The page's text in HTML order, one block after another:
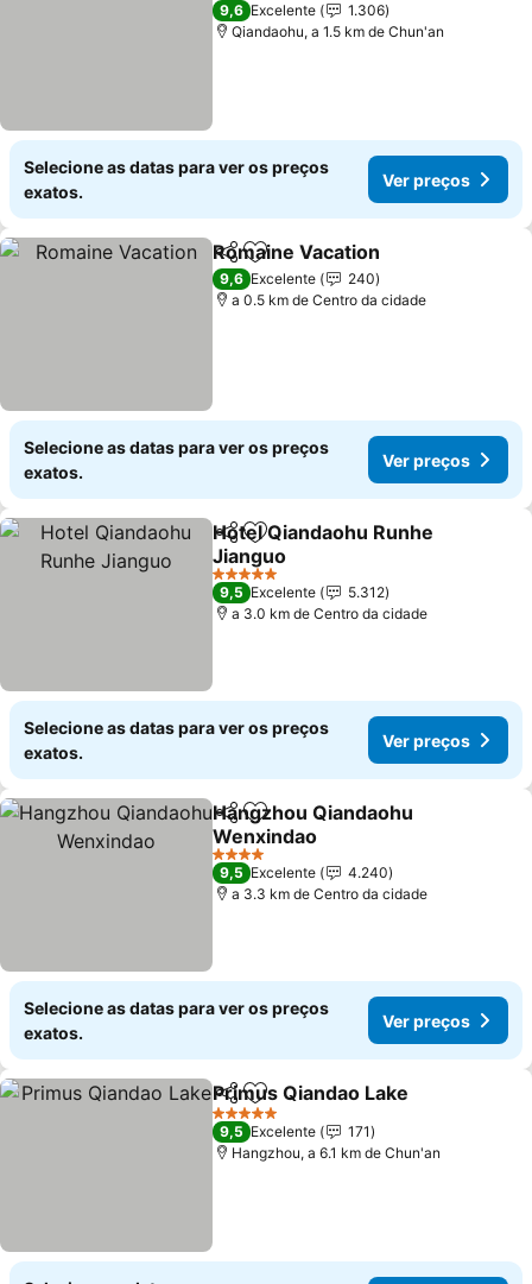
9,6 Excelente
1.306
Qiandaohu, a 1.5 km de Chun'an
Selecione as datas para ver os preços
exatos.
Ver preços
PartilharAdicionar aos favoritos
Romaine Vacation
9,6 Excelente
240
a 0.5 km de Centro da cidade
Selecione as datas para ver os preços
exatos.
Ver preços
PartilharAdicionar aos favoritos
Hotel Qiandaohu Runhe
Jianguo
5 Estrelas
9,5 Excelente
5.312
a 3.0 km de Centro da cidade
Selecione as datas para ver os preços
exatos.
Ver preços
PartilharAdicionar aos favoritos
Hangzhou Qiandaohu
Wenxindao
4 Estrelas
9,5 Excelente
4.240
a 3.3 km de Centro da cidade
Selecione as datas para ver os preços
exatos.
Ver preços
PartilharAdicionar aos favoritos
Primus Qiandao Lake
5 Estrelas
9,5 Excelente
171
Hangzhou, a 6.1 km de Chun'an